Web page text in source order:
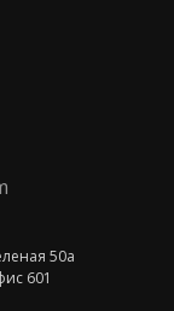
50а
601